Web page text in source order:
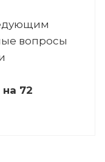
вопросы
72